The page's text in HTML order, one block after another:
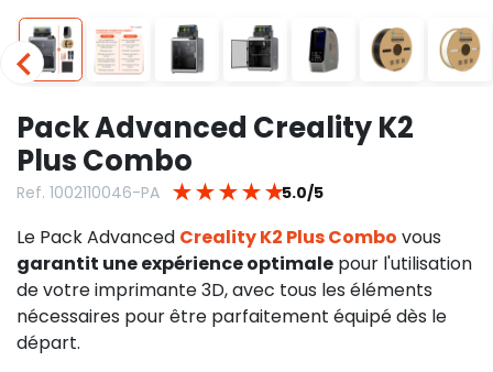
Pack Advanced Creality K2
Plus Combo
Ref. 1002110046-PA ★ ★ ★ ★ ★5.0/5
Le Pack Advanced Creality K2 Plus Combo vous
garantit une expérience optimale pour l'utilisation
de votre imprimante 3D, avec tous les éléments
nécessaires pour être parfaitement équipé dès le
départ.